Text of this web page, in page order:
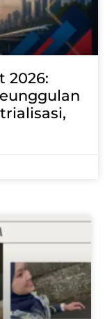
2026: